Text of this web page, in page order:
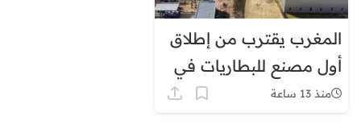
المغرب يقترب من إطلاق
أول مصنع للبطاريات في
إفريقيا
منذ 13 ساعة